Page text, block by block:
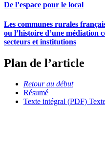
De l’espace pour le local
Les communes rurales
ou l’histoire d’une médiation
secteurs et institutions
Plan de l’article
Retour au début
Résumé
Texte intégral (PDF)